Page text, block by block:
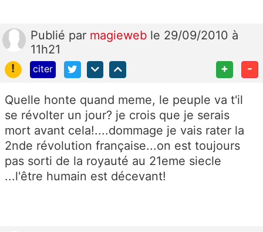
Publié par magieweb le 29/09/2010 à
11h21
!
citer + -
Quelle honte quand meme, le peuple va t'il
se révolter un jour? je crois que je serais
mort avant cela!....dommage je vais rater la
2nde révolution française...on est toujours
pas sorti de la royauté au 21eme siecle
...l'être humain est décevant!